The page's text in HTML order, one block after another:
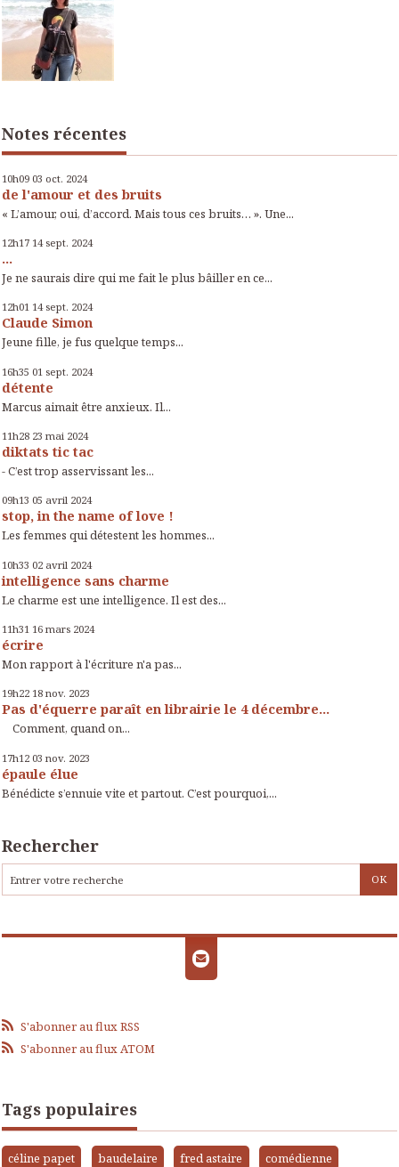
Notes récentes
10h09 03 oct. 2024
de l'amour et des bruits
« L’amour, oui, d’accord. Mais tous ces bruits… ». Une...
12h17 14 sept. 2024
...
Je ne saurais dire qui me fait le plus bâiller en ce...
12h01 14 sept. 2024
Claude Simon
Jeune fille, je fus quelque temps...
16h35 01 sept. 2024
détente
Marcus aimait être anxieux. Il...
11h28 23 mai 2024
diktats tic tac
- C’est trop asservissant les...
09h13 05 avril 2024
stop, in the name of love !
Les femmes qui détestent les hommes...
10h33 02 avril 2024
intelligence sans charme
Le charme est une intelligence. Il est des...
11h31 16 mars 2024
écrire
Mon rapport à l'écriture n'a pas...
19h22 18 nov. 2023
Pas d'équerre paraît en librairie le 4 décembre...
Comment, quand on...
17h12 03 nov. 2023
épaule élue
Bénédicte s’ennuie vite et partout. C’est pourquoi,...
Rechercher
S'abonner au flux RSS
S'abonner au flux ATOM
Tags populaires
céline papet baudelaire fred astaire
comédienne